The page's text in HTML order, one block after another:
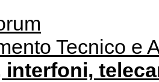
Tecnico e
interfoni,